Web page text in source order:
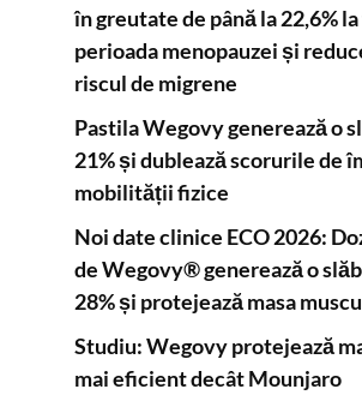
în greutate de până la 22,6%
perioada menopauzei și
riscul de migrene
Pastila Wegovy generează o
21% și dublează scorurile de
mobilității fizice
Noi date clinice ECO 2026:
de Wegovy® generează o
28% și protejează masa
Studiu: Wegovy protejează
mai eficient decât Mounjaro